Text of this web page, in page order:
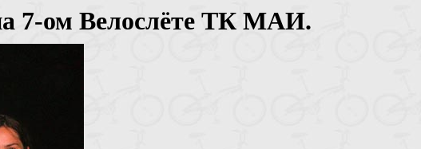
7-ом Велослёте ТК МАИ.